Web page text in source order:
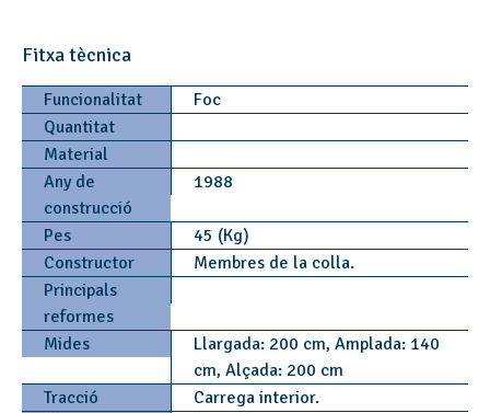
Fitxa tècnica
Funcionalitat
Foc
Quantitat
Material
Any de
construcció
1988
Pes
45 (Kg)
Constructor
Membres de la colla.
Principals
reformes
Mides
Llargada: 200 cm, Amplada: 140
cm, Alçada: 200 cm
Tracció
Carrega interior.